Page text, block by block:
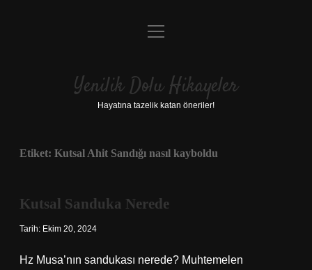
Anasayfa
Yasal Uyarı
menüyü
Yenilik Dolu Hikayeler
Hayatına tazelik katan öneriler!
Etiket: Kutsal Ahit Sandığı nasıl kayboldu
Kutsal Sanduka Nerede
Tarih: Ekim 20, 2024
Hz Musa’nın sandukası nerede? Muhtemelen